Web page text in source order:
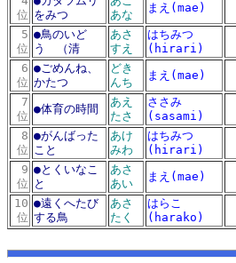
位 をみつ
あな
まえ(mae)
5
位
●鳥のいど
う （清
あさ
すえ
はちみつ
(hirari)
6
位
●ごめんね、
かたつ
どき
んち
まえ(mae)
7
位
●体育の時間
あえ
たさ
ささみ
(sasami)
8
位
●がんばった
こと
あけ
みわ
はちみつ
(hirari)
9
位
●とくいなこ
と
あさ
あい
まえ(mae)
10
位
●遠くへたび
する鳥
あさ
たく
はらこ
(harako)